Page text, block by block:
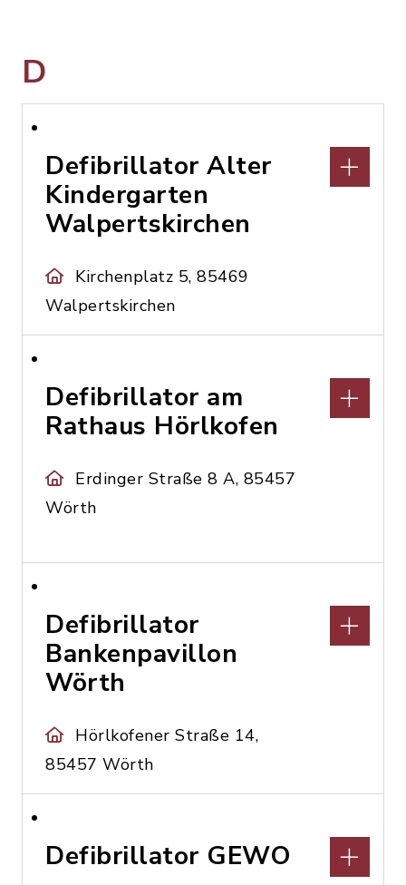
D
Defibrillator Alter
Kindergarten
Walpertskirchen
Kirchenplatz 5, 85469
Walpertskirchen
Defibrillator am
Rathaus Hörlkofen
Erdinger Straße 8 A, 85457
Wörth
Defibrillator
Bankenpavillon
Wörth
Hörlkofener Straße 14,
85457 Wörth
Defibrillator GEWO